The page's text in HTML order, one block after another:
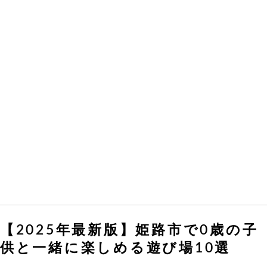
【2025年最新版】姫路市で0歳の子
供と一緒に楽しめる遊び場10選